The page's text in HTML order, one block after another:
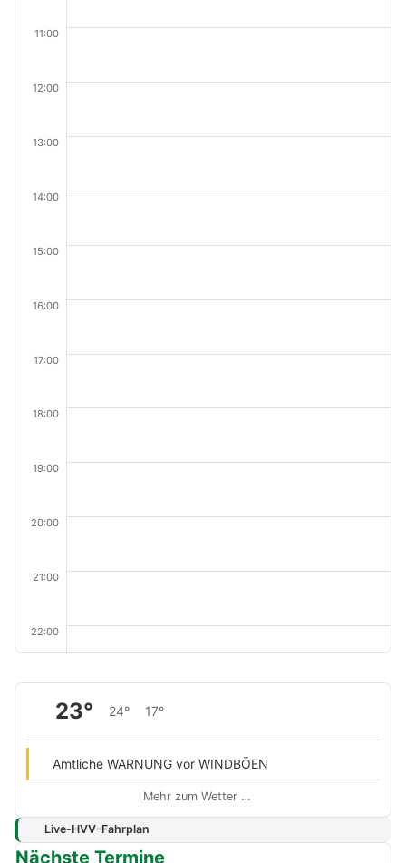
11:00
12:00
13:00
14:00
15:00
16:00
17:00
18:00
19:00
20:00
21:00
22:00
23° 24° 17°
Amtliche WARNUNG vor WINDBÖEN
Mehr zum Wetter …
Live-HVV-Fahrplan
Nächste Termine